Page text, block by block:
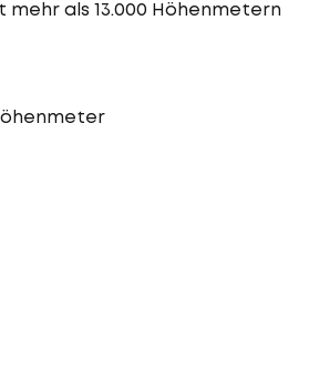
mehr als 13.000 Höhenmetern